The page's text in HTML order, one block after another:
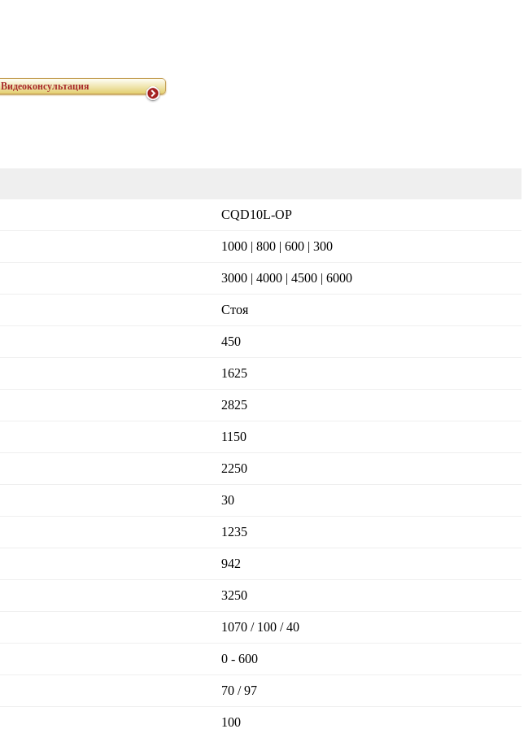
Видеоконсультация
CQD10L-OP
1000 | 800 | 600 | 300
3000 | 4000 | 4500 | 6000
Стоя
450
1625
2825
1150
2250
30
1235
942
3250
1070 / 100 / 40
0 - 600
70 / 97
100